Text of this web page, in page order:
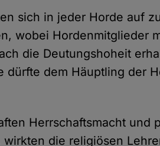
sich in jeder Horde auf
wobei Hordenmitglieder
die Deutungshoheit
dürfte dem Häuptling der
Herrschaftsmacht und
die religiösen